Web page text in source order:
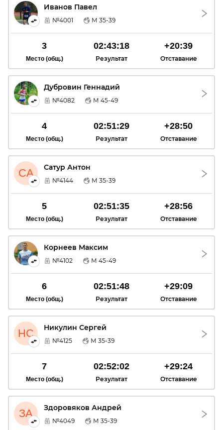
ИП Иванов Павел
№4001 М 35-39
3
Место (общ.)
02:43:18
Результат
+20:39
Отставание
ДГ Дубровин Геннадий
№4082 М 45-49
4
Место (общ.)
02:51:29
Результат
+28:50
Отставание
СА Сатур Антон
№4144 М 35-39
5
Место (общ.)
02:51:35
Результат
+28:56
Отставание
КМ Корнеев Максим
№4102 М 45-49
6
Место (общ.)
02:51:48
Результат
+29:09
Отставание
НС Никулин Сергей
№4125 М 35-39
7
Место (общ.)
02:52:02
Результат
+29:24
Отставание
ЗА Здоровяков Андрей
№4049 М 35-39